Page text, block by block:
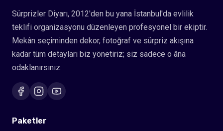
Sürprizler Diyarı, 2012'den bu yana İstanbul'da evlilik
teklifi organizasyonu düzenleyen profesyonel bir ekiptir.
Mekân seçiminden dekor, fotoğraf ve sürpriz akışına
kadar tüm detayları biz yönetiriz; siz sadece o âna
odaklanırsınız.
Paketler